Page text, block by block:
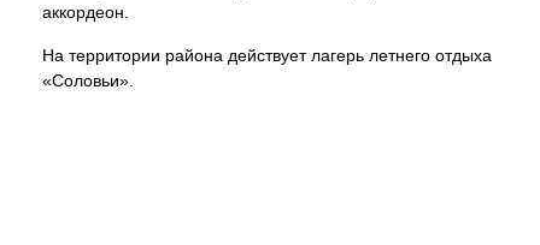
аккордеон.
На территории района действует лагерь летнего отдыха
«Соловьи».